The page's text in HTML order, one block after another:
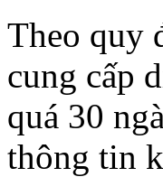
Theo quy
cung cấp
quá 30
thông tin